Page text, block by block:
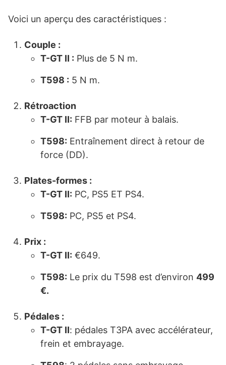
Voici un aperçu des caractéristiques :
Couple :
T-GT II : Plus de 5 N m.
T598 : 5 N m.
Rétroaction
T-GT II: FFB par moteur à balais.
T598: Entraînement direct à retour de
force (DD).
Plates-formes :
T-GT II: PC, PS5 ET PS4.
T598: PC, PS5 et PS4.
Prix :
T-GT II: €649.
T598: Le prix du T598 est d’environ 499
€.
Pédales :
T-GT II: pédales T3PA avec accélérateur,
frein et embrayage.